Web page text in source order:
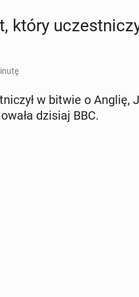
który
w bitwie o Anglię,
dzisiaj BBC.